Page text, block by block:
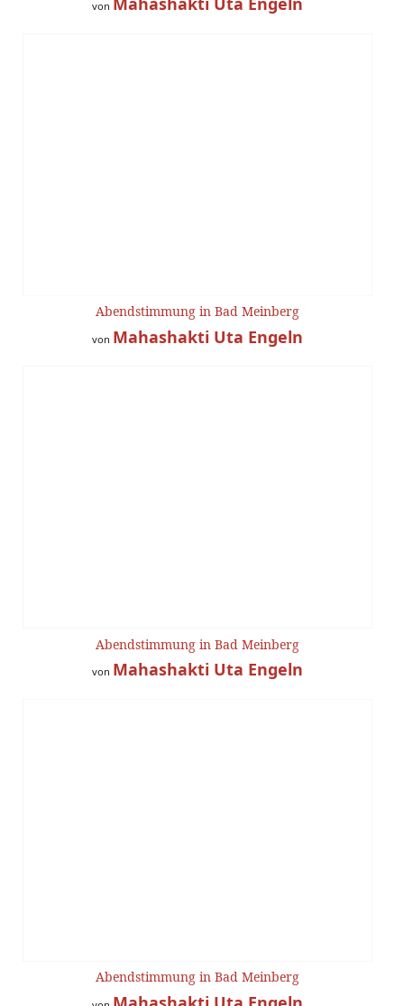
von
Abendstimmung in Bad Meinberg
von Mahashakti Uta Engeln
Abendstimmung in Bad Meinberg
von Mahashakti Uta Engeln
Abendstimmung in Bad Meinberg